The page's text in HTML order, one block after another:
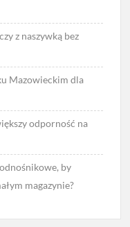
z naszywką bez
Mazowieckim dla
odporność na
by
magazynie?